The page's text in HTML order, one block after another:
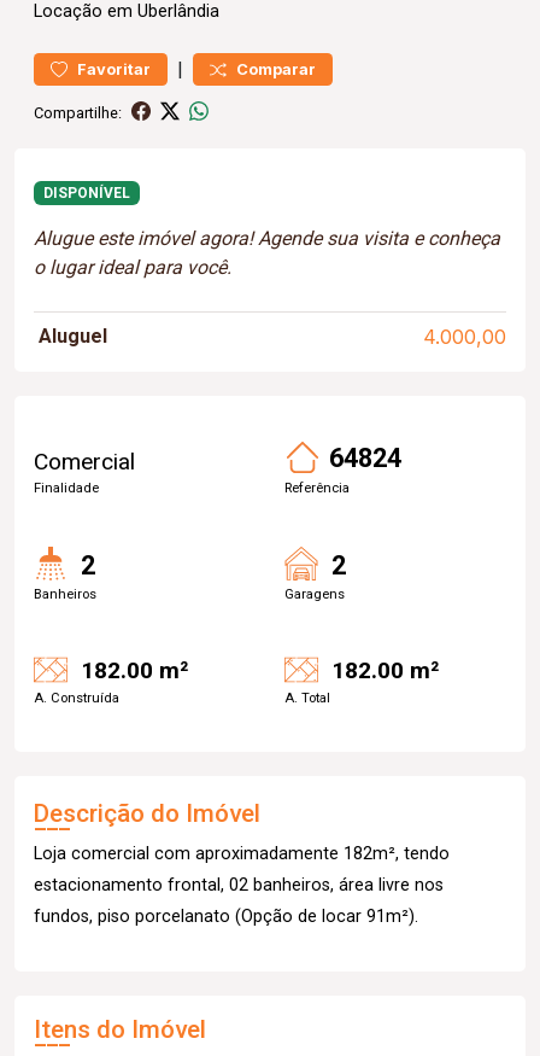
Locação em Uberlândia
Favoritar | Comparar
Compartilhe:
DISPONÍVEL
Alugue este imóvel agora! Agende sua visita e conheça
o lugar ideal para você.
Aluguel 4.000,00
Comercial
Finalidade
64824
Referência
2
Banheiros
2
Garagens
182.00 m²
A. Construída
182.00 m²
A. Total
Descrição do Imóvel
Loja comercial com aproximadamente 182m², tendo
estacionamento frontal, 02 banheiros, área livre nos
fundos, piso porcelanato (Opção de locar 91m²).
Itens do Imóvel